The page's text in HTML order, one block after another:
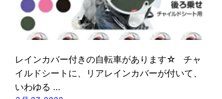
レインカバー付きの自転車があります☆ チャ
イルドシートに、リアレインカバーが付いて、
いわゆる …